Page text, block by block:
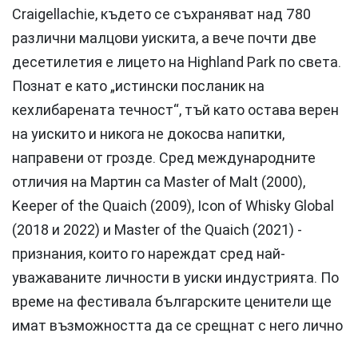
Craigellachie, където се съхраняват над 780
различни малцови уискита, а вече почти две
десетилетия е лицето на Highland Park по света.
Познат е като „истински посланик на
кехлибарената течност“, тъй като остава верен
на уискито и никога не докосва напитки,
направени от грозде. Сред международните
отличия на Мартин са Master of Malt (2000),
Keeper of the Quaich (2009), Icon of Whisky Global
(2018 и 2022) и Master of the Quaich (2021) -
признания, които го нареждат сред най-
уважаваните личности в уиски индустрията. По
време на фестивала българските ценители ще
имат възможността да се срещнат с него лично